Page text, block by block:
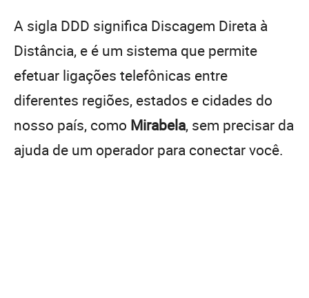
A sigla DDD significa Discagem Direta à
Distância, e é um sistema que permite
efetuar ligações telefônicas entre
diferentes regiões, estados e cidades do
nosso país, como Mirabela, sem precisar da
ajuda de um operador para conectar você.